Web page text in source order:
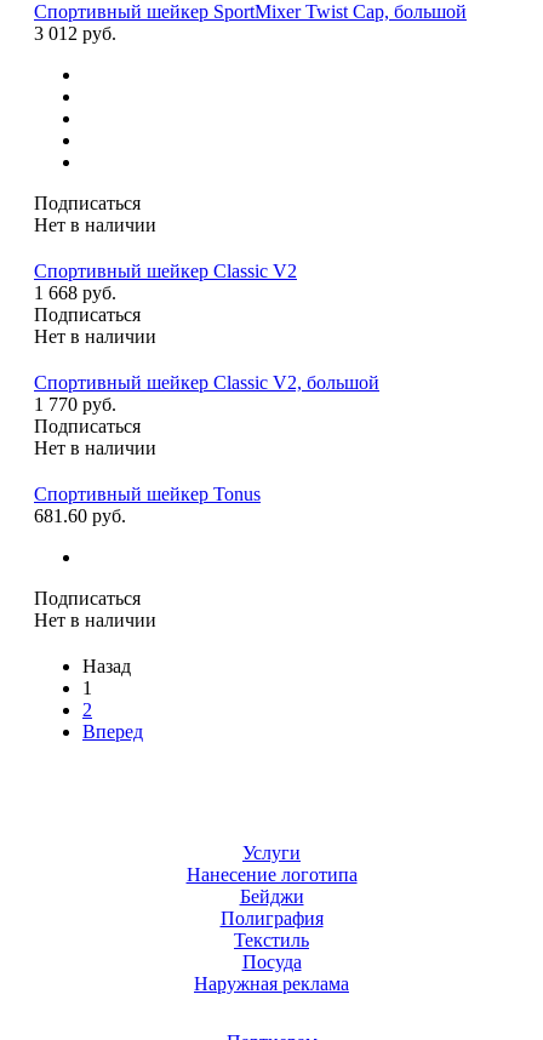
Спортивный шейкер SportMixer Twist Cap, большой
3 012 руб.
Подписаться
Нет в наличии
Спортивный шейкер Classic V2
1 668 руб.
Подписаться
Нет в наличии
Спортивный шейкер Classic V2, большой
1 770 руб.
Подписаться
Нет в наличии
Спортивный шейкер Tonus
681.60 руб.
Подписаться
Нет в наличии
Назад
1
2
Вперед
Услуги
Нанесение логотипа
Бейджи
Полиграфия
Текстиль
Посуда
Наружная реклама